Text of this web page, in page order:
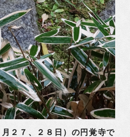
２７、２８日）の円覚寺で